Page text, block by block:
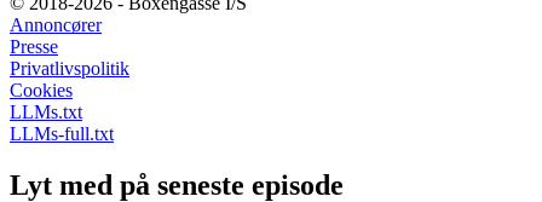
Annoncører
Presse
Privatlivspolitik
Cookies
LLMs.txt
LLMs-full.txt
Lyt med på seneste episode